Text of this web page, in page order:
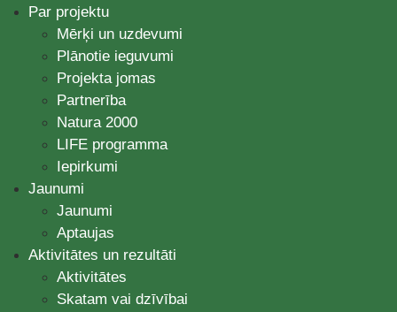
Par projektu
Mērķi un uzdevumi
Plānotie ieguvumi
Projekta jomas
Partnerība
Natura 2000
LIFE programma
Iepirkumi
Jaunumi
Jaunumi
Aptaujas
Aktivitātes un rezultāti
Aktivitātes
Skatam vai dzīvībai